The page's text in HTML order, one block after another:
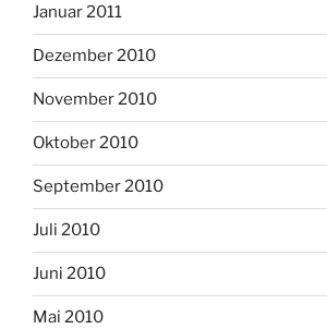
Januar 2011
Dezember 2010
November 2010
Oktober 2010
September 2010
Juli 2010
Juni 2010
Mai 2010